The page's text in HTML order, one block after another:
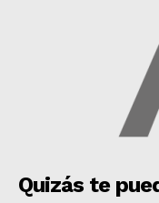
Quizás te